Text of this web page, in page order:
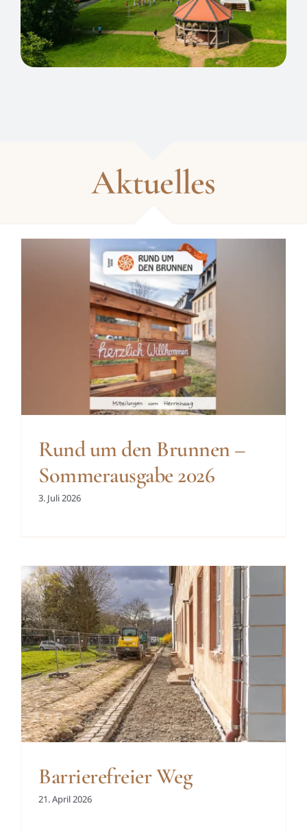
Aktuelles
Rund um den Brunnen –
Sommerausgabe 2026
3. Juli 2026
Barrierefreier Weg
21. April 2026